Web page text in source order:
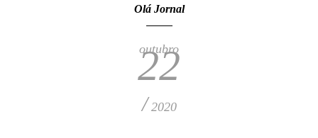
Olá Jornal
outubro
22
/ 2020